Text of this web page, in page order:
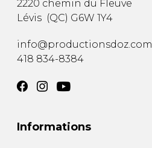
2220 chemin du Fleuve
Lévis (QC) G6W 1Y4
info@productionsdoz.com
418 834-8384
Informations